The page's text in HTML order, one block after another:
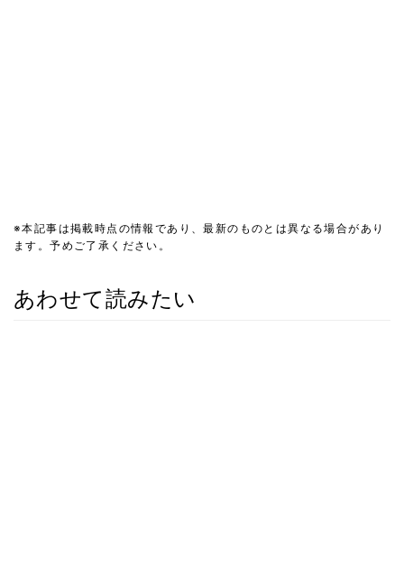
※本記事は掲載時点の情報であり、最新のものとは異なる場合があり
ます。予めご了承ください。
あわせて読みたい